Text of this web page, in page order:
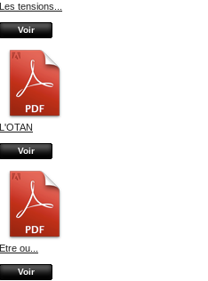
Les tensions...
Voir
L'OTAN
Voir
Etre ou...
Voir